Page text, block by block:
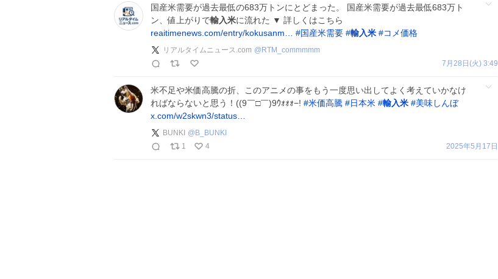
国産米需要が過去最低の683万トンにとどまった。 国産米需要が過去最低683万ト
ン、値上がりで輸入米に流れた ▼ 詳しくはこちら
reaitimenews.com/entry/kokusanm…
#国産米需要 #輸入米 #コメ価格
リアルタイムニュース.com @ RTM_commmmm
7月28日(火) 3:49
米不足や米価高騰の折、このアニメの事をもう一度思い出してよく考えていかなけ
ればならないと思う！((9￣□￣)9ｳｫｫｫ−! #米価高騰 #日本米 #輸入米 #美味しんぼ
x.com/w2skwn3/status…
BUNKI @ B_BUNKI
1
4 2025年5月17日